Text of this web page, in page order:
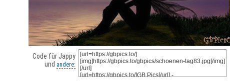
Code für Jappy
und andere: